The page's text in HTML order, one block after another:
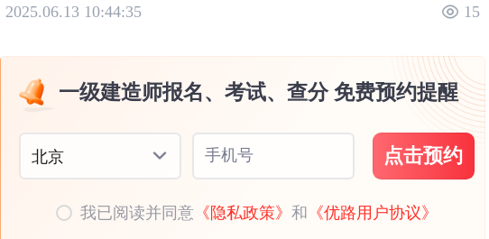
2025.06.13 10:44:35 15
一级建造师报名、考试、查分 免费预约提醒
北京 手机号 点击预约
我已阅读并同意 《隐私政策》和 《优路用户协议》